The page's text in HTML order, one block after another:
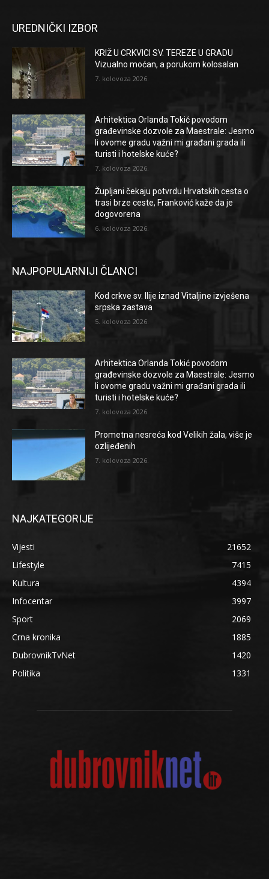
UREDNIČKI IZBOR
KRIŽ U CRKVICI SV. TEREZE U GRADU
Vizualno moćan, a porukom kolosalan
7. kolovoza 2026.
Arhitektica Orlanda Tokić povodom
građevinske dozvole za Maestrale: Jesmo
li ovome gradu važni mi građani grada ili
turisti i hotelske kuće?
7. kolovoza 2026.
Župljani čekaju potvrdu Hrvatskih cesta o
trasi brze ceste, Franković kaže da je
dogovorena
6. kolovoza 2026.
NAJPOPULARNIJI ČLANCI
Kod crkve sv. Ilije iznad Vitaljine izvješena
srpska zastava
5. kolovoza 2026.
Arhitektica Orlanda Tokić povodom
građevinske dozvole za Maestrale: Jesmo
li ovome gradu važni mi građani grada ili
turisti i hotelske kuće?
7. kolovoza 2026.
Prometna nesreća kod Velikih žala, više je
ozlijeđenih
7. kolovoza 2026.
NAJKATEGORIJE
Vijesti
21652
Lifestyle
7415
Kultura
4394
Infocentar
3997
Sport
2069
Crna kronika
1885
DubrovnikTvNet
1420
Politika
1331